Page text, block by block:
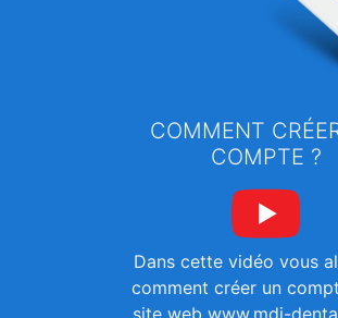
COMMENT
COMPTE ?
Dans cette vidéo vous
comment créer un
site web www.mdi-